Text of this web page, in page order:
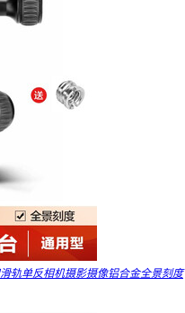
轨单反相机摄影摄像铝合金全景刻度